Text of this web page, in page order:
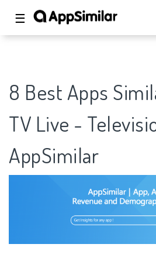
☰
8 Best Apps
TV Live -
AppSimilar